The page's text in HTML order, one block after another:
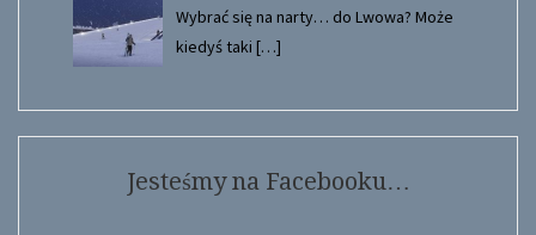
Wybrać się na narty… do Lwowa? Może
kiedyś taki […]
Jesteśmy na Facebooku…